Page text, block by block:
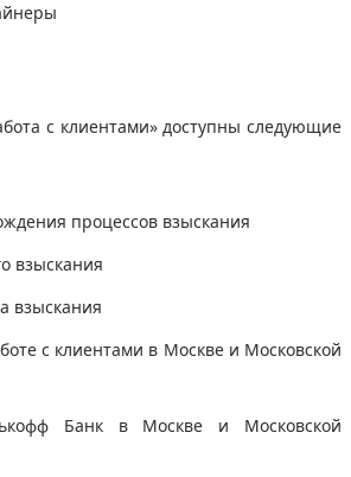
с клиентами» доступны следующие
процессов взыскания
взыскания
взыскания
с клиентами в Москве и Московской
Банк в Москве и Московской